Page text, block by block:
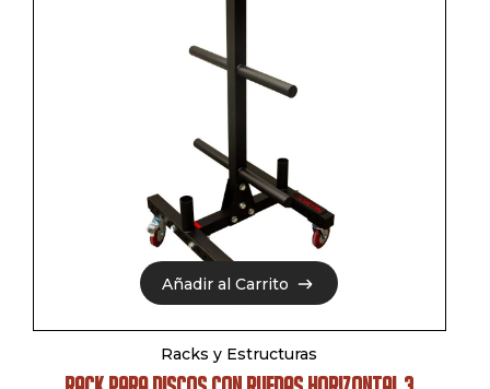
Añadir al Carrito
Añadir al Carrito
Racks y Estructuras